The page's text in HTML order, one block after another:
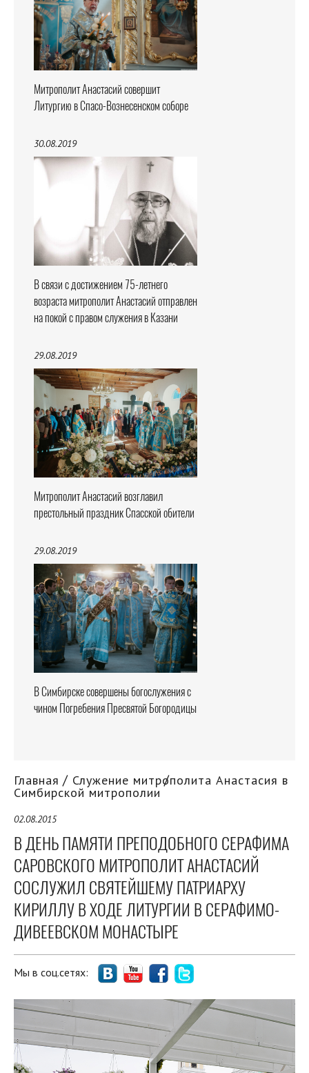
Митрополит Анастасий совершит
Литургию в Спасо-Вознесенском соборе
30.08.2019
В связи с достижением 75-летнего
возраста митрополит Анастасий отправлен
на покой с правом служения в Казани
29.08.2019
Митрополит Анастасий возглавил
престольный праздник Спасской обители
29.08.2019
В Симбирске совершены богослужения с
чином Погребения Пресвятой Богородицы
Главная Служение митрополита Анастасия в
Симбирской митрополии
02.08.2015
В ДЕНЬ ПАМЯТИ ПРЕПОДОБНОГО СЕРАФИМА
САРОВСКОГО МИТРОПОЛИТ АНАСТАСИЙ
СОСЛУЖИЛ СВЯТЕЙШЕМУ ПАТРИАРХУ
КИРИЛЛУ В ХОДЕ ЛИТУРГИИ В СЕРАФИМО-
ДИВЕЕВСКОМ МОНАСТЫРЕ
Мы в соц.сетях: